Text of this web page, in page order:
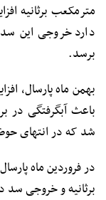
مترمکعب برثانیه
دارد خروجی این سد
برسد.
باعث آبگرفتگی در
شد که در انتهای
برثانیه و خروجی سد